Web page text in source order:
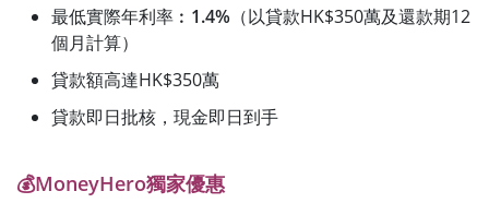
最低實際年利率︰ 1.4% （以貸款HK$350萬及還款期12
個月計算）
貸款額高達HK$350萬
貸款即日批核，現金即日到手
💰MoneyHero獨家優惠